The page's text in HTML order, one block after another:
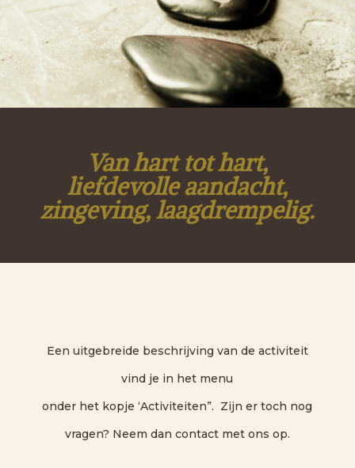
Van hart tot hart,
liefdevolle aandacht,
zingeving, laagdrempelig.
Een uitgebreide beschrijving van de activiteit
vind je in het menu
onder het kopje ‘Activiteiten”. Zijn er toch nog
vragen? Neem dan contact met ons op.